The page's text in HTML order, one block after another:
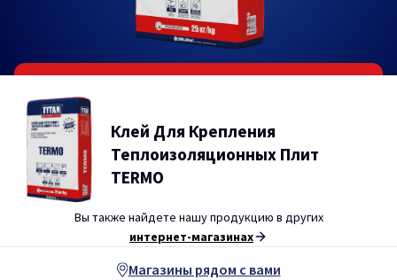
Клей Для Крепления
Теплоизоляционных Плит
TERMO
Вы также найдете нашу продукцию в других
интернет-магазинах
Магазины рядом с вами